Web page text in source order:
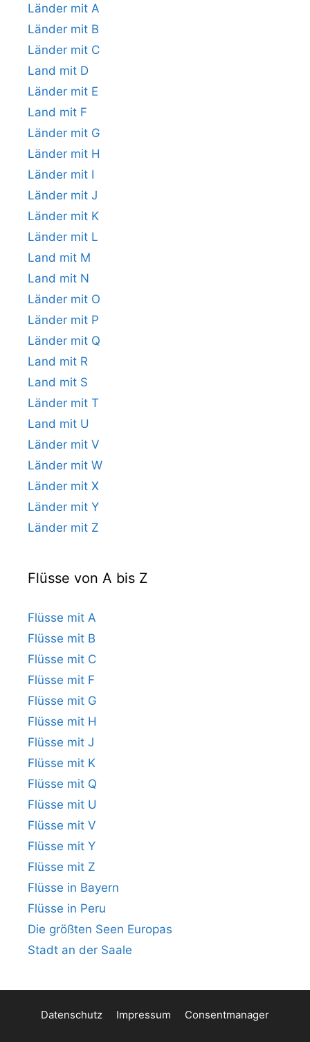
Länder mit A
Länder mit B
Länder mit C
Land mit D
Länder mit E
Land mit F
Länder mit G
Länder mit H
Länder mit I
Länder mit J
Länder mit K
Länder mit L
Land mit M
Land mit N
Länder mit O
Länder mit P
Länder mit Q
Land mit R
Land mit S
Länder mit T
Land mit U
Länder mit V
Länder mit W
Länder mit X
Länder mit Y
Länder mit Z
Flüsse von A bis Z
Flüsse mit A
Flüsse mit B
Flüsse mit C
Flüsse mit F
Flüsse mit G
Flüsse mit H
Flüsse mit J
Flüsse mit K
Flüsse mit Q
Flüsse mit U
Flüsse mit V
Flüsse mit Y
Flüsse mit Z
Flüsse in Bayern
Flüsse in Peru
Die größten Seen Europas
Stadt an der Saale
Datenschutz Impressum Consentmanager